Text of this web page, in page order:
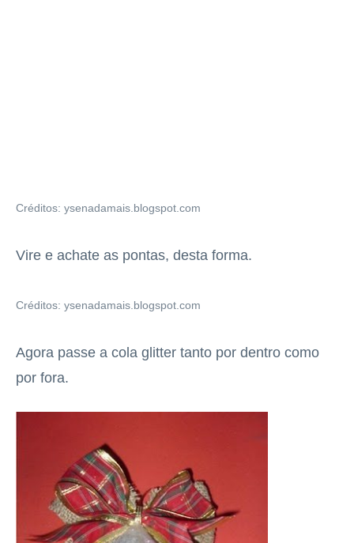
Créditos: ysenadamais.blogspot.com
Vire e achate as pontas, desta forma.
Créditos: ysenadamais.blogspot.com
Agora passe a cola glitter tanto por dentro como
por fora.